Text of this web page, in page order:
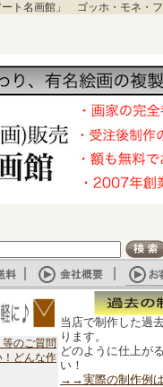
ト名画館」 ゴッホ・モネ・
のご質問
どんな作
当店で制作した過
ります。
どのように仕上が
い！
→→実際の制作例